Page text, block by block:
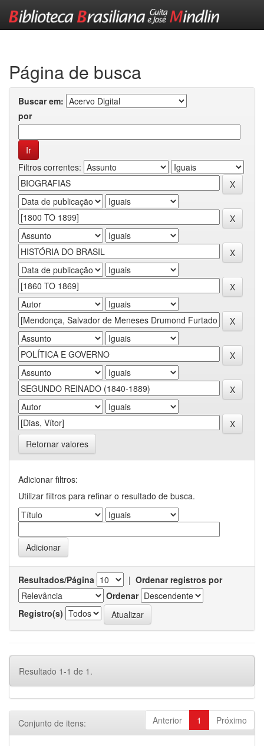
Página de busca
Buscar em:
por
Filtros correntes:
Retornar valores
Adicionar filtros:
Utilizar filtros para refinar o resultado de busca.
Resultados/Página | Ordenar registros por
Ordenar
Registro(s)
Resultado 1-1 de 1.
Anterior 1 Próximo
Conjunto de itens: